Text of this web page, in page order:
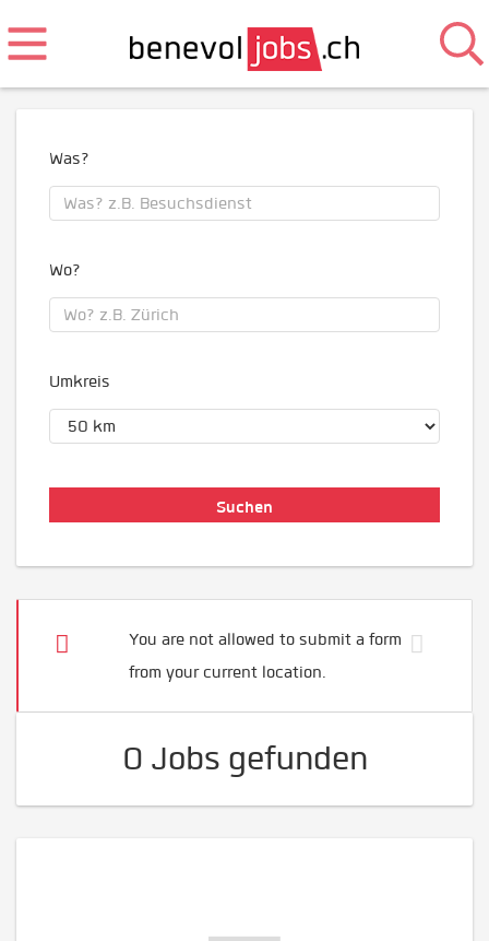
Was?
Wo?
Umkreis
You are not allowed to submit a form
from your current location.
0 Jobs gefunden